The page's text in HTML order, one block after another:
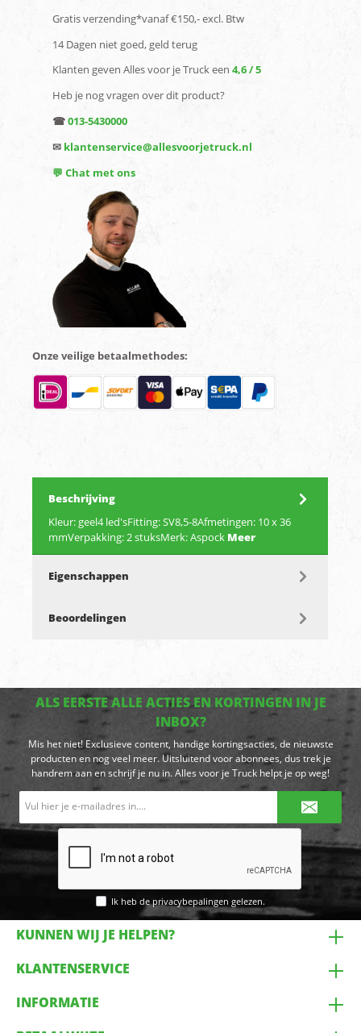
Gratis verzending*vanaf €150,- excl. Btw
14 Dagen niet goed, geld terug
Klanten geven Alles voor je Truck een 4,6 / 5
Heb je nog vragen over dit product?
☎013-5430000
✉ klantenservice@allesvoorjetruck.nl
💬 Chat met ons
Onze veilige betaalmethodes:
Beschrijving
Kleur: geel4 led'sFitting: SV8,5-8Afmetingen: 10 x 36
mmVerpakking: 2 stuksMerk: Aspock Meer
Eigenschappen
Beoordelingen
ALS EERSTE ALLE ACTIES EN KORTINGEN IN JE
INBOX?
Mis het niet! Exclusieve content, handige kortingsacties, de nieuwste
producten en nog veel meer. Uitsluitend voor abonnees, dus trek je
handrem aan en schrijf je nu in. Alles voor je Truck helpt je op weg!
Ik heb deprivacybepalingen gelezen.
KUNNEN WIJ JE HELPEN?
KLANTENSERVICE
INFORMATIE